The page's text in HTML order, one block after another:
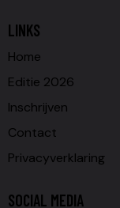
LINKS
Home
Editie 2026
Inschrijven
Contact
Privacyverklaring
SOCIAL MEDIA